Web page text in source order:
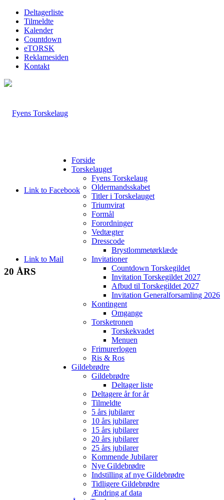
Deltagerliste
Tilmeldte
Kalender
Countdown
eTORSK
Reklamesiden
Kontakt
Link to Facebook
Link to Mail
Forside
Torskelauget
Fyens Torskelaug
Oldermandsskabet
Titler i Torskelauget
Triumvirat
Formål
Forordninger
Vedtægter
Dresscode
Brystlommetørklæde
Invitationer
Countdown Torskegildet
Invitation Torskegildet 2027
Afbud til Torskegildet 2027
Invitation Generalforsamling 2026
Kontingent
Omgange
Torsketronen
Torskekvadet
Menuen
Frimurerlogen
Ris & Ros
Gildebrødre
Gildebrødre
Deltager liste
Deltagere år for år
Tilmeldte
5 års jubilarer
10 års jubilarer
15 års jubilarer
20 års jubilarer
25 års jubilarer
Kommende Jubilarer
Nye Gildebrødre
Indstilling af nye Gildebrødre
Tidligere Gildebrødre
Ændring af data
20 ÅRS